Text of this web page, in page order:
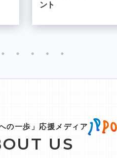
ント
の一歩」応援メディア
US